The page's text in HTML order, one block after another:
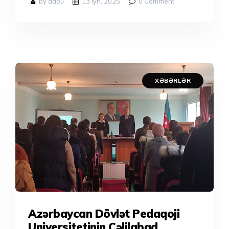
XƏBƏRLƏR
Azərbaycan Dövlət Pedaqoji